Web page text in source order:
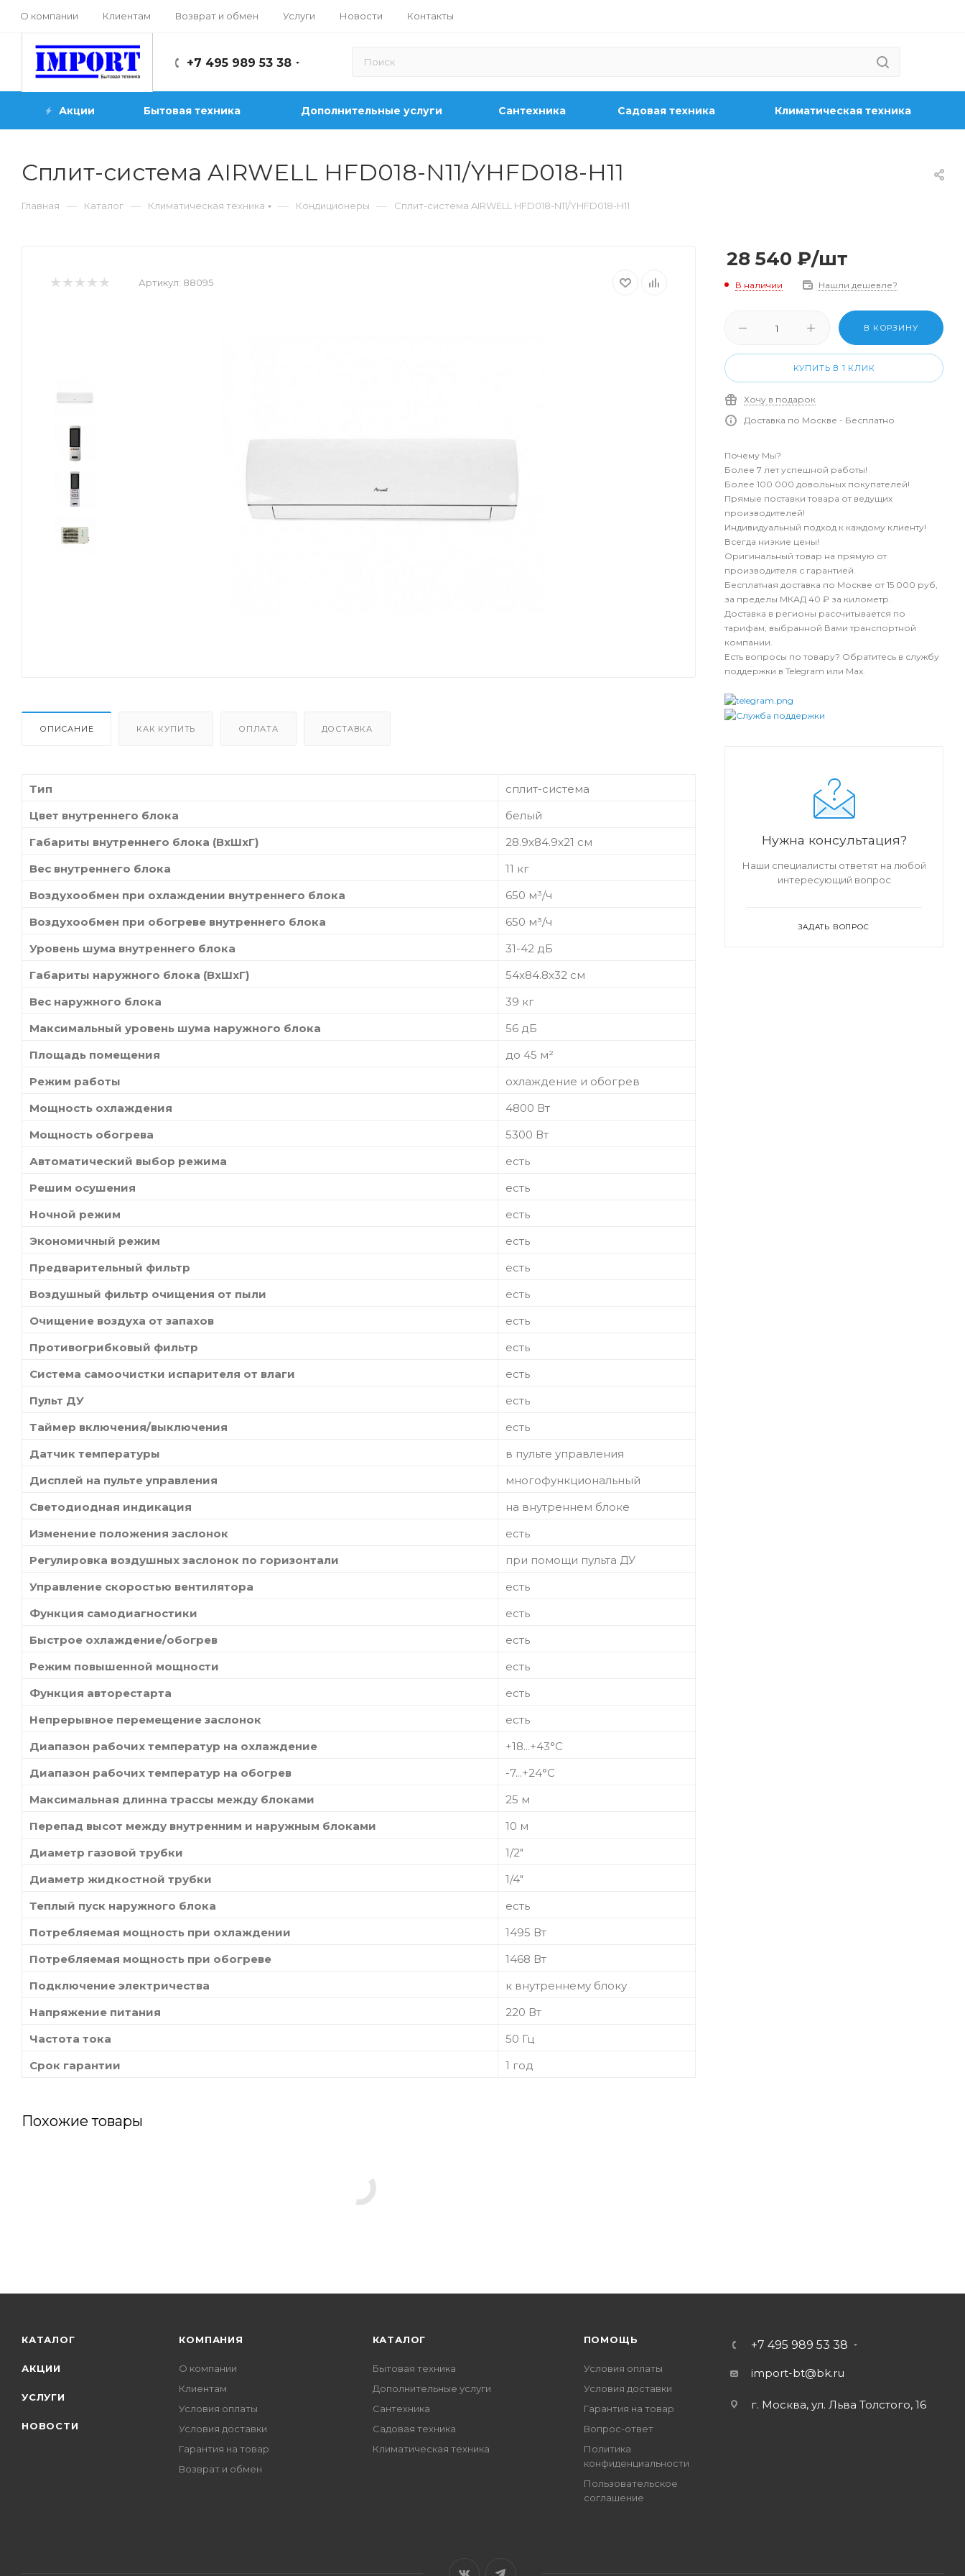
О компании Клиентам Возврат и обмен Услуги Новости Контакты
+7 495 989 53 38
Акции Бытовая техника Дополнительные услуги Сантехника Садовая техника Климатическая техника
Сплит-система AIRWELL HFD018-N11/YHFD018-H11
Главная — Каталог — Климатическая техника — Кондиционеры — Сплит-система AIRWELL HFD018-N11/YHFD018-H11
Артикул: 88095
ОПИСАНИЕ КАК КУПИТЬ ОПЛАТА ДОСТАВКА
Тип
сплит-система
Цвет внутреннего блока
белый
Габариты внутреннего блока (ВхШхГ)
28.9x84.9x21 см
Вес внутреннего блока
11 кг
Воздухообмен при охлаждении внутреннего блока
650 м³/ч
Воздухообмен при обогреве внутреннего блока
650 м³/ч
Уровень шума внутреннего блока
31-42 дБ
Габариты наружного блока (ВхШхГ)
54x84.8x32 см
Вес наружного блока
39 кг
Максимальный уровень шума наружного блока
56 дБ
Площадь помещения
до 45 м²
Режим работы
охлаждение и обогрев
Мощность охлаждения
4800 Вт
Мощность обогрева
5300 Вт
Автоматический выбор режима
есть
Решим осушения
есть
Ночной режим
есть
Экономичный режим
есть
Предварительный фильтр
есть
Воздушный фильтр очищения от пыли
есть
Очищение воздуха от запахов
есть
Противогрибковый фильтр
есть
Система самоочистки испарителя от влаги
есть
Пульт ДУ
есть
Таймер включения/выключения
есть
Датчик температуры
в пульте управления
Дисплей на пульте управления
многофункциональный
Светодиодная индикация
на внутреннем блоке
Изменение положения заслонок
есть
Регулировка воздушных заслонок по горизонтали
при помощи пульта ДУ
Управление скоростью вентилятора
есть
Функция самодиагностики
есть
Быстрое охлаждение/обогрев
есть
Режим повышенной мощности
есть
Функция авторестарта
есть
Непрерывное перемещение заслонок
есть
Диапазон рабочих температур на охлаждение
+18...+43°C
Диапазон рабочих температур на обогрев
-7...+24°C
Максимальная длинна трассы между блоками
25 м
Перепад высот между внутренним и наружным блоками
10 м
Диаметр газовой трубки
1/2"
Диаметр жидкостной трубки
1/4"
Теплый пуск наружного блока
есть
Потребляемая мощность при охлаждении
1495 Вт
Потребляемая мощность при обогреве
1468 Вт
Подключение электричества
к внутреннему блоку
Напряжение питания
220 Вт
Частота тока
50 Гц
Срок гарантии
1 год
Похожие товары
28 540 ₽/шт
В наличии Нашли дешевле?
В КОРЗИНУ
КУПИТЬ В 1 КЛИК
Хочу в подарок
Доставка по Москве - Бесплатно
Почему Мы?
Более 7 лет успешной работы!
Более 100 000 довольных покупателей!
Прямые поставки товара от ведущих
производителей!
Индивидуальный подход к каждому клиенту!
Всегда низкие цены!
Оригинальный товар на прямую от
производителя с гарантией.
Бесплатная доставка по Москве от 15 000 руб,
за пределы МКАД 40 ₽ за километр.
Доставка в регионы рассчитывается по
тарифам, выбранной Вами транспортной
компании.
Есть вопросы по товару? Обратитесь в службу
поддержки в Telegram или Max.
Нужна консультация?
Наши специалисты ответят на любой
интересующий вопрос
ЗАДАТЬ ВОПРОС
КАТАЛОГ
АКЦИИ
УСЛУГИ
НОВОСТИ
КОМПАНИЯ
О компании
Клиентам
Условия оплаты
Условия доставки
Гарантия на товар
Возврат и обмен
КАТАЛОГ
Бытовая техника
Дополнительные услуги
Сантехника
Садовая техника
Климатическая техника
ПОМОЩЬ
Условия оплаты
Условия доставки
Гарантия на товар
Вопрос-ответ
Политика
конфиденциальности
Пользовательское
соглашение
+7 495 989 53 38
import-bt@bk.ru
г. Москва, ул. Льва Толстого, 16